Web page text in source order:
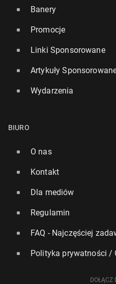
Bry­tyj­skie dzieci będą
pokoleń od dzie­się­cio­le­ci
16 lipca, 11:15
połowa zakażeń przy­pa­da
11 lipca, 11:00
Banery
Promocje
Linki Sponsorowane
Artykuły
Wydarzenia
BIURO
O nas
Kontakt
Dla mediów
Regulamin
FAQ - Najczęściej
Polityka prywatności /
DOŁĄCZ